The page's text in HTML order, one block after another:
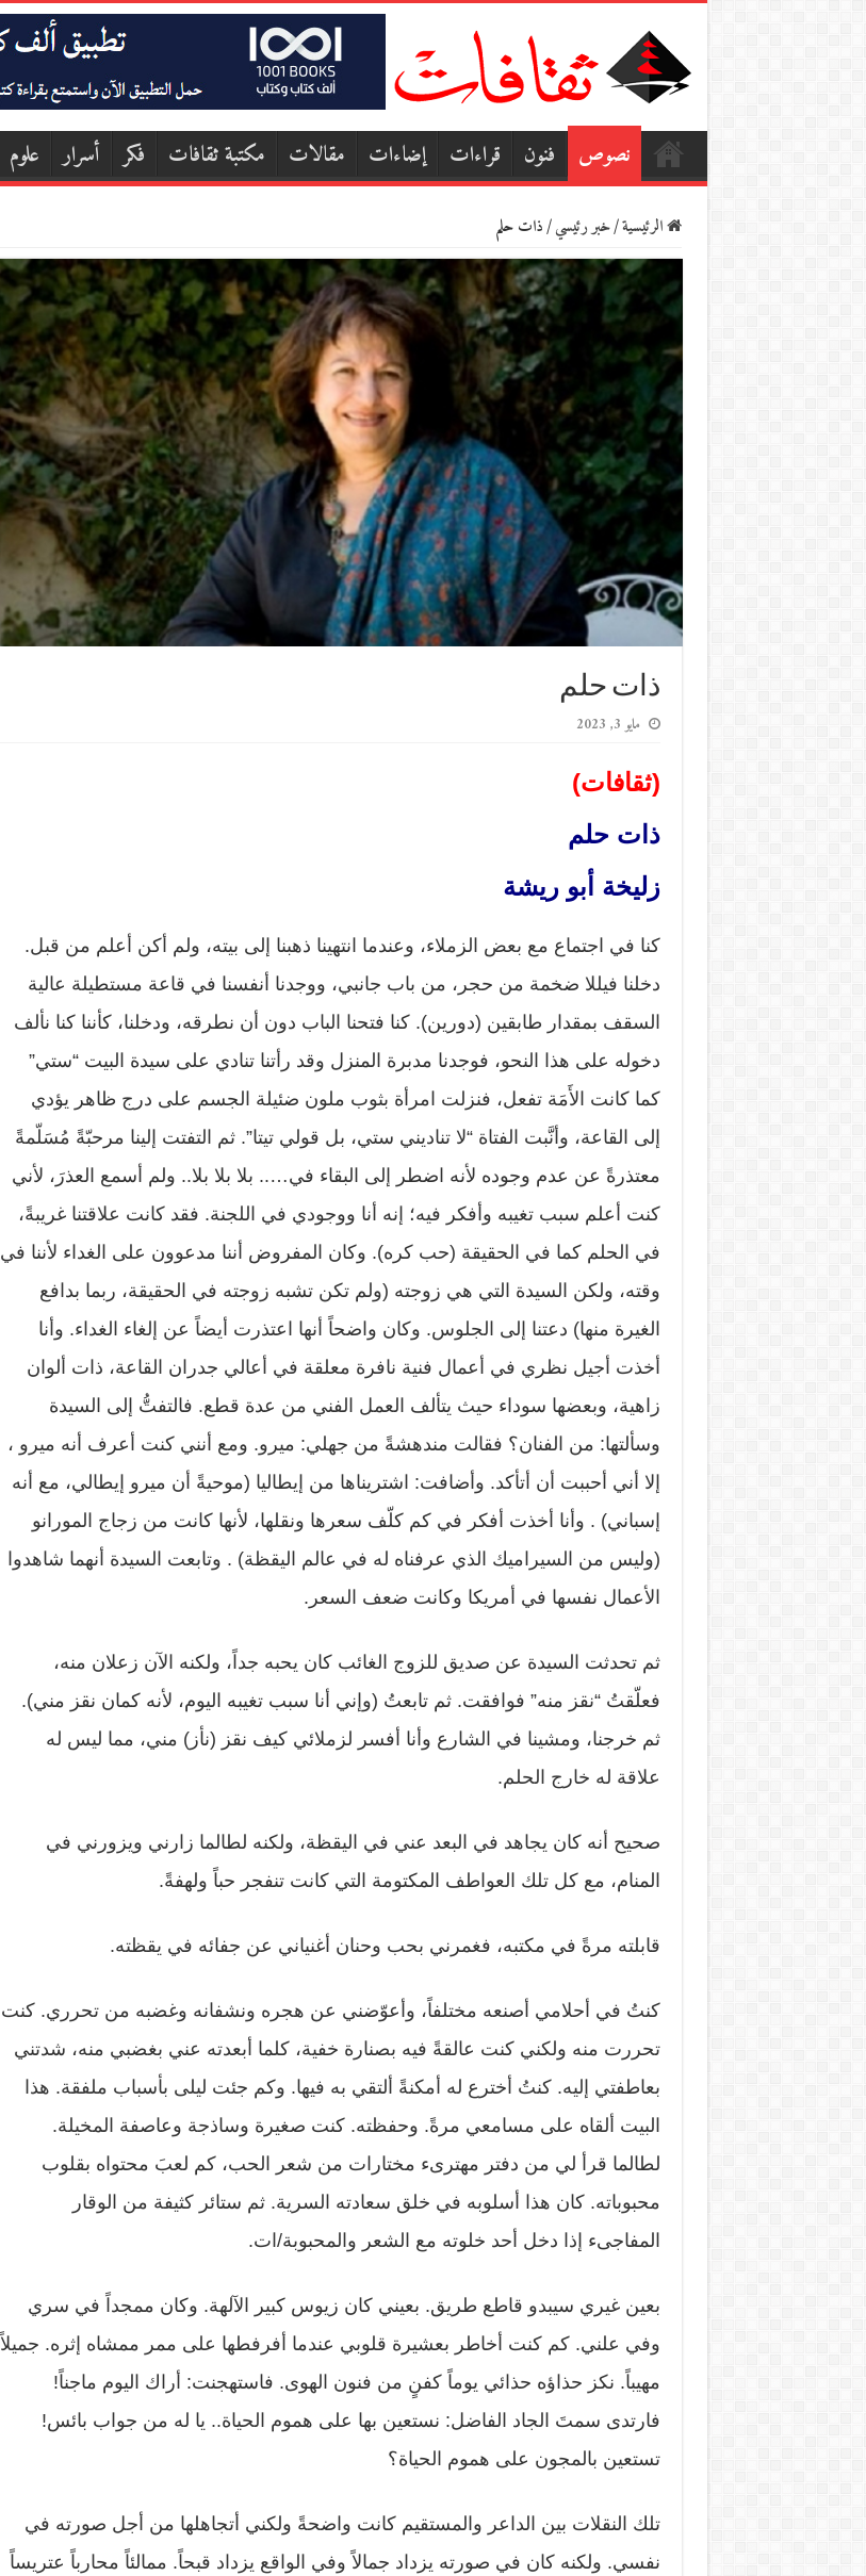
نصوص فنون قراءات إضاءات مقالات مكتبة ثقافات فكر أسرار علوم
الرئيسية/خبر رئيسي/ذات حلم
ذات حلم
مايو 3, 2023
(ثقافات)
ذات حلم
زليخة أبو ريشة
كنا في اجتماع مع بعض الزملاء، وعندما انتهينا ذهبنا إلى بيته، ولم أكن أعلم من قبل.
دخلنا فيللا ضخمة من حجر، من باب جانبي، ووجدنا أنفسنا في قاعة مستطيلة عالية
السقف بمقدار طابقين (دورين). كنا فتحنا الباب دون أن نطرقه، ودخلنا، كأننا كنا نألف
دخوله على هذا النحو، فوجدنا مدبرة المنزل وقد رأتنا تنادي على سيدة البيت “ستي”
كما كانت الأَمَة تفعل، فنزلت امرأة بثوب ملون ضئيلة الجسم على درج ظاهر يؤدي
إلى القاعة، وأنَّبت الفتاة “لا تناديني ستي، بل قولي تيتا”. ثم التفتت إلينا مرحبّةً مُسَلّمةً
معتذرةً عن عدم وجوده لأنه اضطر إلى البقاء في….. بلا بلا بلا.. ولم أسمع العذرَ، لأني
كنت أعلم سبب تغيبه وأفكر فيه؛ إنه أنا ووجودي في اللجنة. فقد كانت علاقتنا غريبةً،
في الحلم كما في الحقيقة (حب كره). وكان المفروض أننا مدعوون على الغداء لأننا في
وقته، ولكن السيدة التي هي زوجته (ولم تكن تشبه زوجته في الحقيقة، ربما بدافع
الغيرة منها) دعتنا إلى الجلوس. وكان واضحاً أنها اعتذرت أيضاً عن إلغاء الغداء. وأنا
أخذت أجيل نظري في أعمال فنية نافرة معلقة في أعالي جدران القاعة، ذات ألوان
زاهية، وبعضها سوداء حيث يتألف العمل الفني من عدة قطع. فالتفتُّ إلى السيدة
وسألتها: من الفنان؟ فقالت مندهشةً من جهلي: ميرو. ومع أنني كنت أعرف أنه ميرو ،
إلا أني أحببت أن أتأكد. وأضافت: اشتريناها من إيطاليا (موحيةً أن ميرو إيطالي، مع أنه
إسباني) . وأنا أخذت أفكر في كم كلّف سعرها ونقلها، لأنها كانت من زجاج المورانو
(وليس من السيراميك الذي عرفناه له في عالم اليقظة) . وتابعت السيدة أنهما شاهدوا
الأعمال نفسها في أمريكا وكانت ضعف السعر.
ثم تحدثت السيدة عن صديق للزوج الغائب كان يحبه جداً، ولكنه الآن زعلان منه،
فعلّقتُ “نقز منه” فوافقت. ثم تابعتُ (وإني أنا سبب تغيبه اليوم، لأنه كمان نقز مني).
ثم خرجنا، ومشينا في الشارع وأنا أفسر لزملائي كيف نقز (نأز) مني، مما ليس له
علاقة له خارج الحلم.
صحيح أنه كان يجاهد في البعد عني في اليقظة، ولكنه لطالما زارني ويزورني في
المنام، مع كل تلك العواطف المكتومة التي كانت تنفجر حباً ولهفةً.
قابلته مرةً في مكتبه، فغمرني بحب وحنان أغنياني عن جفائه في يقظته.
كنتُ في أحلامي أصنعه مختلفاً، وأعوّضني عن هجره ونشفانه وغضبه من تحرري. كنت
تحررت منه ولكني كنت عالقةً فيه بصنارة خفية، كلما أبعدته عني بغضبي منه، شدتني
بعاطفتي إليه. كنتُ أخترع له أمكنةً ألتقي به فيها. وكم جئت ليلى بأسباب ملفقة. هذا
البيت ألقاه على مسامعي مرةً. وحفظته. كنت صغيرة وساذجة وعاصفة المخيلة.
لطالما قرأ لي من دفتر مهترىء مختارات من شعر الحب، كم لعبَ محتواه بقلوب
محبوباته. كان هذا أسلوبه في خلق سعادته السرية. ثم ستائر كثيفة من الوقار
المفاجىء إذا دخل أحد خلوته مع الشعر والمحبوبة/ات.
بعين غيري سيبدو قاطع طريق. بعيني كان زيوس كبير الآلهة. وكان ممجداً في سري
وفي علني. كم كنت أخاطر بعشيرة قلوبي عندما أفرفطها على ممر ممشاه إثره. جميلاً
مهيباً. نكز حذاؤه حذائي يوماً كفنٍ من فنون الهوى. فاستهجنت: أراك اليوم ماجناً!
فارتدى سمتَ الجاد الفاضل: نستعين بها على هموم الحياة.. يا له من جواب بائس!
تستعين بالمجون على هموم الحياة؟
تلك النقلات بين الداعر والمستقيم كانت واضحةً ولكني أتجاهلها من أجل صورته في
نفسي. ولكنه كان في صورته يزداد جمالاً وفي الواقع يزداد قبحاً. ممالئاً محارباً عتريساً